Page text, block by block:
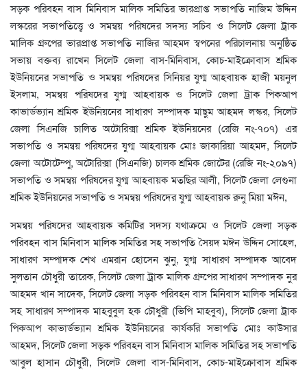
সড়ক পরিবহন বাস মিনিবাস মালিক সমিতির ভারপ্রাপ্ত সভাপতি নাজিম উদ্দিন
লস্করের সভাপতিত্ত্বে ও সমন্বয় পরিষদের সদস্য সচিব ও সিলেট জেলা ট্রাক
মালিক গ্রুপের ভারপ্রাপ্ত সভাপতি নাজির আহমদ স্বপনের পরিচালনায় অনুষ্ঠিত
সভায় বক্তব্য রাখেন সিলেট জেলা বাস-মিনিবাস, কোচ-মাইক্রোবাস শ্রমিক
ইউনিয়নের সভাপতি ও সমন্বয় পরিষদের সিনিয়র যুগ্ম আহবায়ক হাজী ময়নুল
ইসলাম, সমন্বয় পরিষদের যুগ্ম আহবায়ক ও সিলেট জেলা ট্রাক পিকআপ
কাভার্ডভ্যান শ্রমিক ইউনিয়নের সাধারণ সম্পাদক মাছুম আহমদ লস্কর, সিলেট
জেলা সিএনজি চালিত অটোরিক্সা শ্রমিক ইউনিয়নের (রেজি নং-৭০৭) এর
সভাপতি ও সমন্বয় পরিষদের যুগ্ম আহবায়ক মোঃ জাকারিয়া আহমদ, সিলেট
জেলা অটোটেম্পু, অটোরিক্সা (সিএনজি) চালক শ্রমিক জোটের (রেজি নং-২০৯৭)
সভাপতি ও সমন্বয় পরিষদের যুগ্ম আহবায়ক মতছির আলী, সিলেট জেলা লেগুনা
শ্রমিক ইউনিয়নের সভাপতি ও সমন্বয় পরিষদের যুগ্ম আহবায়ক রুনু মিয়া মঈন,
সমন্বয় পরিষদের আহবায়ক কমিটির সদস্য যথাক্রমে ও সিলেট জেলা সড়ক
পরিবহন বাস মিনিবাস মালিক সমিতির সহ সভাপতি সৈয়দ মঈন উদ্দিন সোহেল,
সাধারণ সম্পাদক শেখ এমরান হোসেন ঝুনু, যুগ্ম সাধারণ সম্পাদক আবেদ
সুলতান চৌধুরী তারেক, সিলেট জেলা ট্রাক মালিক গ্রুপের সাধারণ সম্পাদক নুর
আহমদ খান সাদেক, সিলেট জেলা সড়ক পরিবহন বাস মিনিবাস মালিক সমিতির
সহ সাধারণ সম্পাদক মাহবুবুল হক চৌধুরী (ভিপি মাহবুব), সিলেট জেলা ট্রাক
পিকআপ কাভার্ডভ্যান শ্রমিক ইউনিয়নের কার্যকরি সভাপতি মোঃ কাউসার
আহমদ, সিলেট জেলা সড়ক পরিবহন বাস মিনিবাস মালিক সমিতির সহ সভাপতি
আবুল হাসান চৌধুরী, সিলেট জেলা বাস-মিনিবাস, কোচ-মাইক্রোবাস শ্রমিক